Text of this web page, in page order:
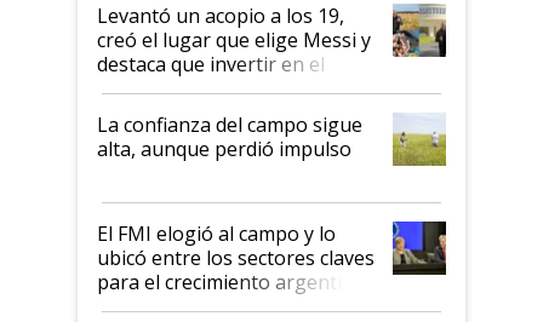
Levantó un acopio a los 19,
creó el lugar que elige Messi y
destaca que invertir en el
kirchnerismo era como "darle
plata a un hijo para droga":
Juan Félix Rossetti, el libertario
que de una dura crisis salió
de Milei
La confianza del campo sigue
alta, aunque perdió impulso
El FMI elogió al campo y lo
ubicó entre los sectores claves
para el crecimiento argentino